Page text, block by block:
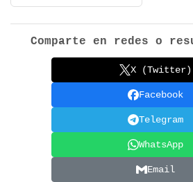
Comparte en redes o
X (Twitter)
Facebook
Telegram
WhatsApp
Email